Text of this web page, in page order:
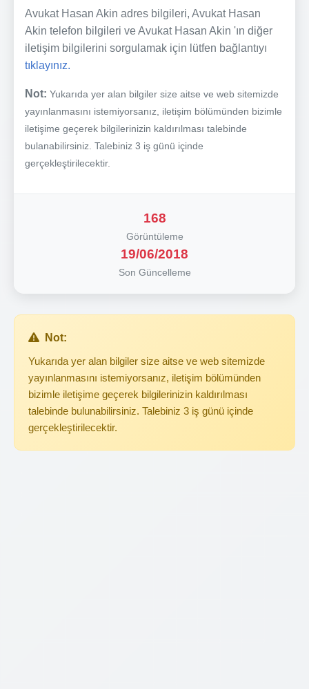
Avukat Hasan Akin adres bilgileri, Avukat Hasan
Akin telefon bilgileri ve Avukat Hasan Akin 'ın diğer
iletişim bilgilerini sorgulamak için lütfen bağlantıyı
tıklayınız.
Not: Yukarıda yer alan bilgiler size aitse ve web sitemizde
yayınlanmasını istemiyorsanız, iletişim bölümünden bizimle
iletişime geçerek bilgilerinizin kaldırılması talebinde
bulanabilirsiniz. Talebiniz 3 iş günü içinde
gerçekleştirilecektir.
168
Görüntüleme
19/06/2018
Son Güncelleme
Not:
Yukarıda yer alan bilgiler size aitse ve web sitemizde
yayınlanmasını istemiyorsanız, iletişim bölümünden
bizimle iletişime geçerek bilgilerinizin kaldırılması
talebinde bulunabilirsiniz. Talebiniz 3 iş günü içinde
gerçekleştirilecektir.